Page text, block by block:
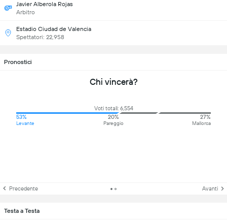
Javier Alberola Rojas
Arbitro
Estadio Ciudad de Valencia
Spettatori: 22,958
Pronostici
Chi vincerà?
Voti totali: 6,554
53%
Levante
20%
Pareggio
27%
Mallorca
Precedente Avanti
Testa a Testa